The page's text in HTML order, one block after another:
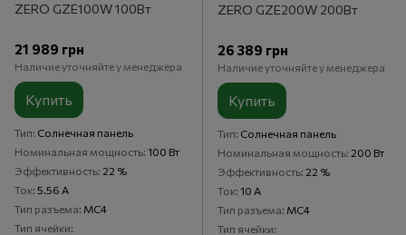
ZERO GZE100W 100Вт
21 989 грн
Наличие уточняйте у менеджера
Купить
Тип Солнечная панель
Номинальная мощность 100 Вт
Эффективность 22 %
Ток 5.56 А
Тип разъема MC4
Тип ячейки
ZERO GZE200W 200Вт
26 389 грн
Наличие уточняйте у менеджера
Купить
Тип Солнечная панель
Номинальная мощность 200 Вт
Эффективность 22 %
Ток 10 А
Тип разъема MC4
Тип ячейки